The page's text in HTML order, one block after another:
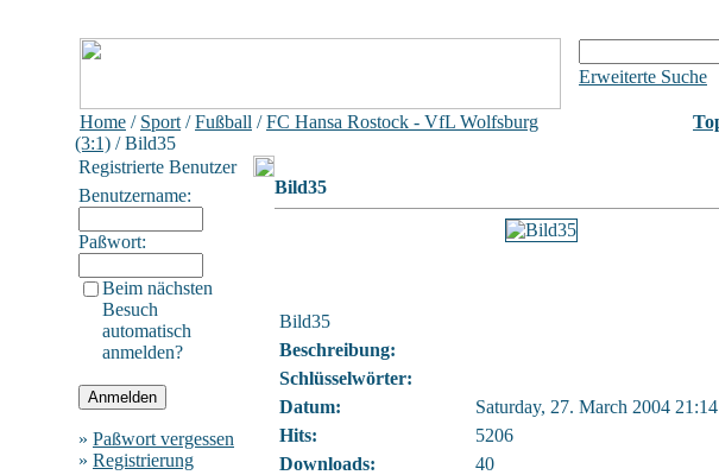
Erweiterte Suche
Home / Sport /Fußball /FC Hansa Rostock - VfL Wolfsburg
(3:1) / Bild35
Registrierte Benutzer
Benutzername:
Paßwort:
Beim nächsten
Besuch
automatisch
anmelden?
» Paßwort vergessen
» Registrierung
Bild35
Bild35
Beschreibung:
Schlüsselwörter:
Datum:
Saturday, 27. March 2004 21:14
Hits:
5206
Downloads:
40